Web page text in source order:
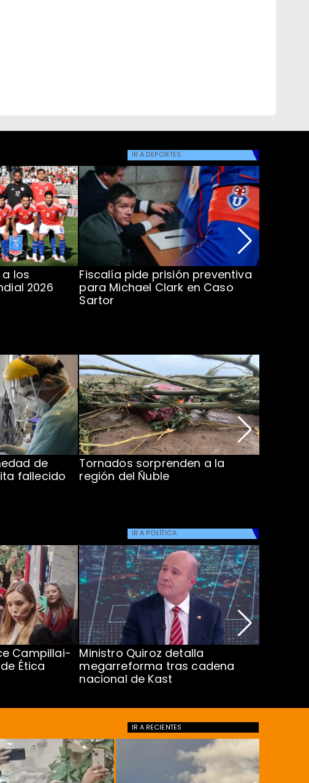
IR A DEPORTES
los
2026
Fiscalía pide prisión preventiva
para Michael Clark en Caso
Sartor
de
fallecido
Tornados sorprenden a la
región del Ñuble
IR A POLÍTICA
Campillai-
Ética
Ministro Quiroz detalla
megarreforma tras cadena
nacional de Kast
IR A RECIENTES